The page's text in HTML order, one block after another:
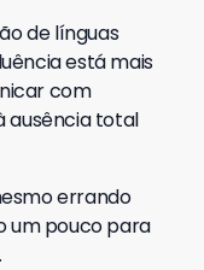
de línguas
está mais
com
ausência total
errando
um pouco para